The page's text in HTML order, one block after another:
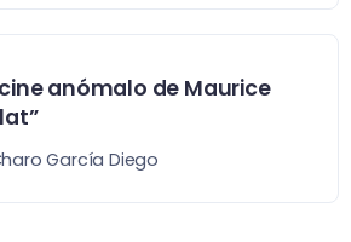
cine anómalo de Maurice
García Diego